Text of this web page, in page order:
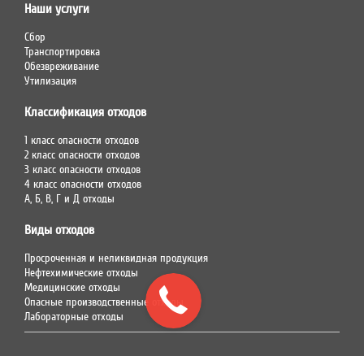
Наши услуги
Сбор
Транспортировка
Обезвреживание
Утилизация
Классификация отходов
1 класс опасности отходов
2 класс опасности отходов
3 класс опасности отходов
4 класс опасности отходов
А, Б, В, Г и Д отходы
Виды отходов
Просроченная и неликвидная продукция
Нефтехимические отходы
Медицинские отходы
Опасные производственные отходы
Лабораторные отходы